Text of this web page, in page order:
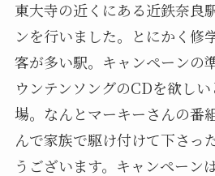
東大寺の近くにある近鉄奈良
ンを行いました。とにかく修
客が多い駅。キャンペーンの
ウンテンソングのCDを欲し
場。なんとマーキーさんの番
んで家族で駆け付けて下さっ
うございます。キャンペーン